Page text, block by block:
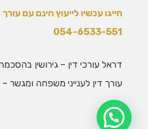
חייגו עכשיו לייעוץ חינם עם עורך
054-6533-551
דראל עורכי דין – גירושין
עורך דין לענייני משפחה ומגשר